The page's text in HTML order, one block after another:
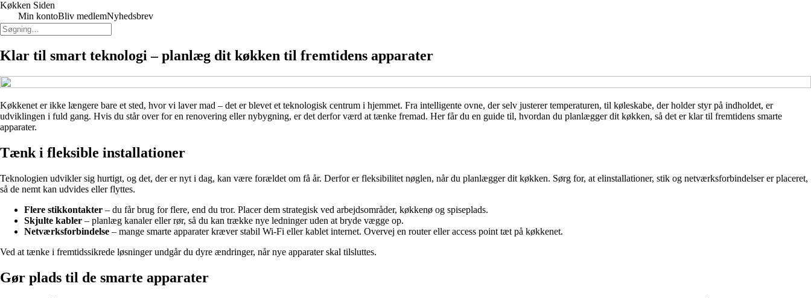
Køkken Siden
Min kontoBliv medlemNyhedsbrev
Klar til smart teknologi – planlæg dit køkken til fremtidens apparater
Køkkenet er ikke længere bare et sted, hvor vi laver mad – det er blevet et teknologisk centrum i hjemmet. Fra intelligente ovne, der selv justerer temperaturen, til køleskabe, der holder styr på indholdet, er
udviklingen i fuld gang. Hvis du står over for en renovering eller nybygning, er det derfor værd at tænke fremad. Her får du en guide til, hvordan du planlægger dit køkken, så det er klar til fremtidens smarte
apparater.
Tænk i fleksible installationer
Teknologien udvikler sig hurtigt, og det, der er nyt i dag, kan være forældet om få år. Derfor er fleksibilitet nøglen, når du planlægger dit køkken. Sørg for, at elinstallationer, stik og netværksforbindelser er placeret,
så de nemt kan udvides eller flyttes.
Flere stikkontakter – du får brug for flere, end du tror. Placer dem strategisk ved arbejdsområder, køkkenø og spiseplads.
Skjulte kabler – planlæg kanaler eller rør, så du kan trække nye ledninger uden at bryde vægge op.
Netværksforbindelse – mange smarte apparater kræver stabil Wi-Fi eller kablet internet. Overvej en router eller access point tæt på køkkenet.
Ved at tænke i fremtidssikrede løsninger undgår du dyre ændringer, når nye apparater skal tilsluttes.
Gør plads til de smarte apparater